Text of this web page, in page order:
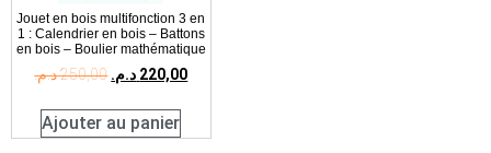
Jouet en bois multifonction 3 en
1 : Calendrier en bois – Battons
en bois – Boulier mathématique
250,00د.م. 220,00 د.م.
Ajouter au panier